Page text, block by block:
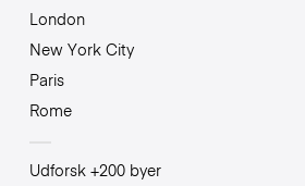
London
New York City
Paris
Rome
Udforsk +200 byer